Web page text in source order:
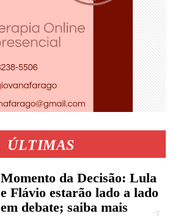
ÚLTIMAS
Momento da Decisão: Lula
e Flávio estarão lado a lado
em debate; saiba mais